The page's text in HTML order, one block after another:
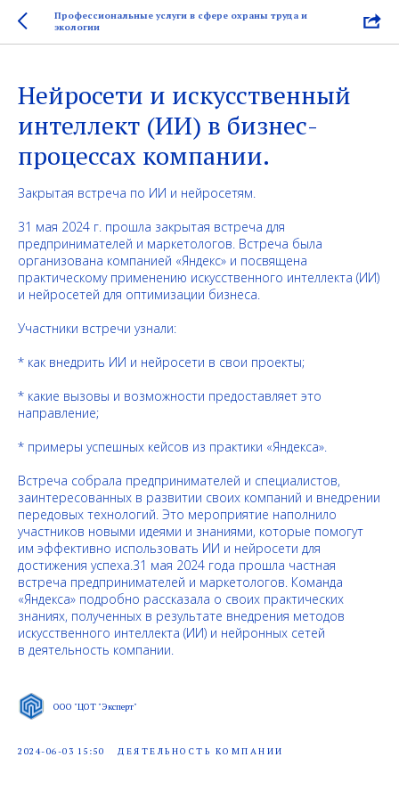
Профессиональные услуги в сфере охраны труда и
экологии
Нейросети и искусственный
интеллект (ИИ) в бизнес-
процессах компании.
Закрытая встреча по ИИ и нейросетям.
31 мая 2024 г. прошла закрытая встреча для
предпринимателей и маркетологов. Встреча была
организована компанией «Яндекс» и посвящена
практическому применению искусственного интеллекта (ИИ)
и нейросетей для оптимизации бизнеса.
Участники встречи узнали:
* как внедрить ИИ и нейросети в свои проекты;
* какие вызовы и возможности предоставляет это
направление;
* примеры успешных кейсов из практики «Яндекса».
Встреча собрала предпринимателей и специалистов,
заинтересованных в развитии своих компаний и внедрении
передовых технологий. Это мероприятие наполнило
участников новыми идеями и знаниями, которые помогут
им эффективно использовать ИИ и нейросети для
достижения успеха.31 мая 2024 года прошла частная
встреча предпринимателей и маркетологов. Команда
«Яндекса» подробно рассказала о своих практических
знаниях, полученных в результате внедрения методов
искусственного интеллекта (ИИ) и нейронных сетей
в деятельность компании.
ООО "ЦОТ "Эксперт"
2024-06-03 15:50 ДЕЯТЕЛЬНОСТЬ КОМПАНИИ